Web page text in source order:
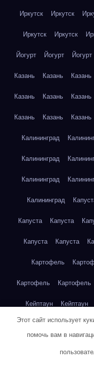
Иркутск Иркутск
Иркутск Иркутск
Йогурт Йогурт Йогурт
Казань Казань Казань
Казань Казань Казань
Казань Казань Казань
Калининград
Калининград
Калининград
Калининград
Капуста Капуста
Капуста Капуста
Картофель
Картофель Картофель
Кейптаун Кейптаун
Кейптаун Кейптаун
Этот сайт использует
помочь вам в